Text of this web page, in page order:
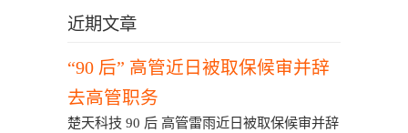
近期文章
“90 后” 高管近日被取保候审并辞
去高管职务
楚天科技 90 后 高管雷雨近日被取保候审并辞